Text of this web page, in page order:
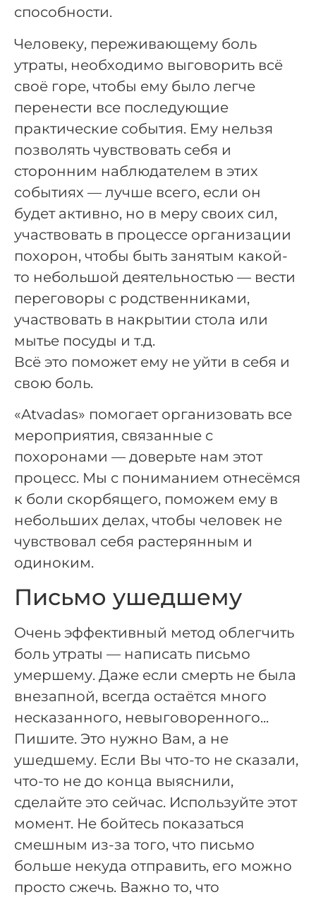
способности.
Человеку, переживающему боль
утраты, необходимо выговорить всё
своё горе, чтобы ему было легче
перенести все последующие
практические события. Ему нельзя
позволять чувствовать себя и
сторонним наблюдателем в этих
событиях — лучше всего, если он
будет активно, но в меру своих сил,
участвовать в процессе организации
похорон, чтобы быть занятым какой-
то небольшой деятельностью — вести
переговоры с родственниками,
участвовать в накрытии стола или
мытье посуды и т.д.
Всё это поможет ему не уйти в себя и
свою боль.
«Atvadas» помогает организовать все
мероприятия, связанные с
похоронами — доверьте нам этот
процесс. Мы с пониманием отнесёмся
к боли скорбящего, поможем ему в
небольших делах, чтобы человек не
чувствовал себя растерянным и
одиноким.
Письмо ушедшему
Очень эффективный метод облегчить
боль утраты — написать письмо
умершему. Даже если смерть не была
внезапной, всегда остаётся много
несказанного, невыговоренного...
Пишите. Это нужно Вам, а не
ушедшему. Если Вы что-то не сказали,
что-то не до конца выяснили,
сделайте это сейчас. Используйте этот
момент. Не бойтесь показаться
смешным из-за того, что письмо
больше некуда отправить, его можно
просто сжечь. Важно то, что